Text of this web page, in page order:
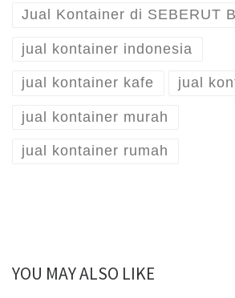
Jual Kontainer di SEBERUT
jual kontainer indonesia
jual kontainer kafe jual
jual kontainer murah
jual kontainer rumah
YOU MAY ALSO LIKE